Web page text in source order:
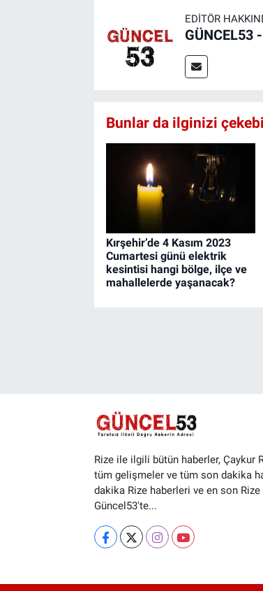
EDITÖR
GÜNCEL53
Bunlar da ilginizi
Kırşehir’de 4 Kasım 2023
Cumartesi günü elektrik
kesintisi hangi bölge, ilçe ve
mahallelerde yaşanacak?
Rize ile ilgili bütün haberler, Çaykur
tüm gelişmeler ve tüm son dakika
dakika Rize haberleri ve en son
Güncel53'te...